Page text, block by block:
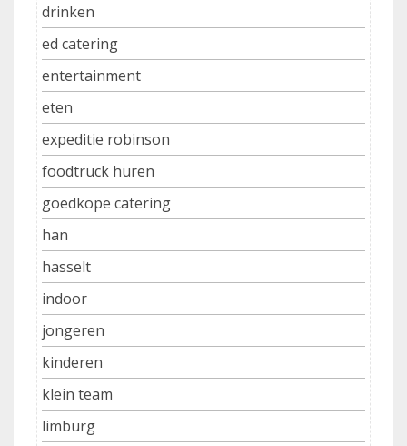
drinken
ed catering
entertainment
eten
expeditie robinson
foodtruck huren
goedkope catering
han
hasselt
indoor
jongeren
kinderen
klein team
limburg